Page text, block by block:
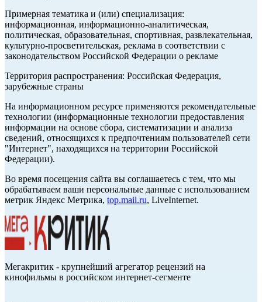
Примерная тематика и (или) специализация:
информационная, информационно-аналитическая,
политическая, образовательная, спортивная, развлекательная,
культурно-просветительская, реклама в соответствии с
законодательством Российской Федерации о рекламе
Территория распространения: Российская Федерация,
зарубежные страны
На информационном ресурсе применяются рекомендательные
технологии (информационные технологии предоставления
информации на основе сбора, систематизации и анализа
сведений, относящихся к предпочтениям пользователей сети
"Интернет", находящихся на территории Российской
Федерации).
Во время посещения сайта вы соглашаетесь с тем, что мы
обрабатываем ваши персональные данные с использованием
метрик Яндекс Метрика, top.mail.ru, LiveInternet.
Мегакритик - крупнейший агрегатор рецензий на
кинофильмы в российском интернет-сегменте